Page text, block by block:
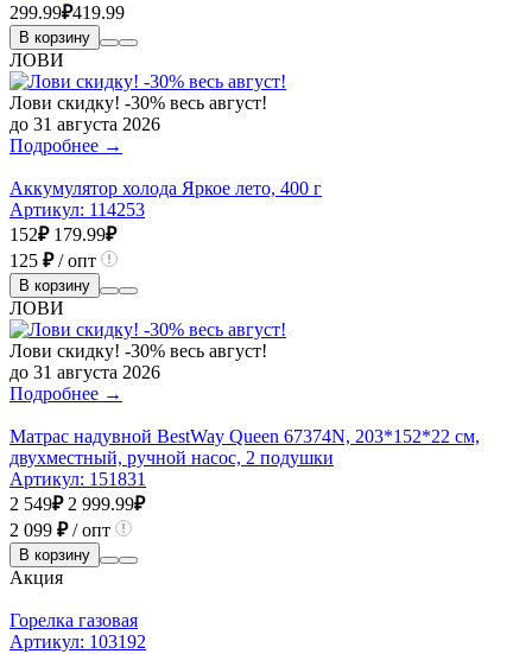
299.99₽419.99
В корзину
ЛОВИ
Лови скидку! -30% весь август!
до 31 августа 2026
Подробнее →
Аккумулятор холода Яркое лето, 400 г
Артикул: 114253
152₽ 179.99₽
125 ₽/ опт
В корзину
ЛОВИ
Лови скидку! -30% весь август!
до 31 августа 2026
Подробнее →
Матрас надувной BestWay Queen 67374N, 203*152*22 см,
двухместный, ручной насос, 2 подушки
Артикул: 151831
2 549₽ 2 999.99₽
2 099 ₽/ опт
В корзину
Акция
Горелка газовая
Артикул: 103192